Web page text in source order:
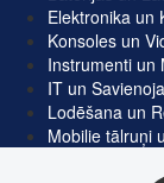
Elektronika un
Konsoles un
Instrumenti un
IT un
Lodēšana un
Mobilie tālruņi